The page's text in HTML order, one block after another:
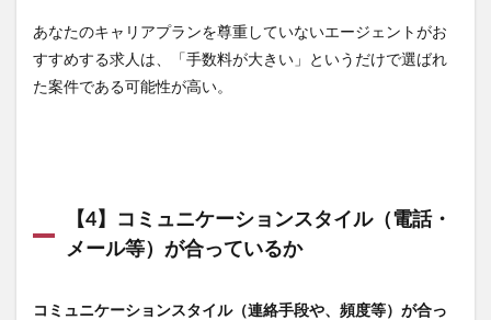
あなたのキャリアプランを尊重していないエージェントがお
すすめする求人は、「手数料が大きい」というだけで選ばれ
た案件である可能性が高い。
【4】コミュニケーションスタイル（電話・
メール等）が合っているか
コミュニケーションスタイル（連絡手段や、頻度等）が合っ